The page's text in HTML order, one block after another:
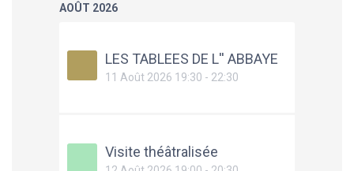
AOÛT 2026
LES TABLEES DE L'' ABBAYE
11 Août 2026 19:30 - 22:30
Visite théâtralisée